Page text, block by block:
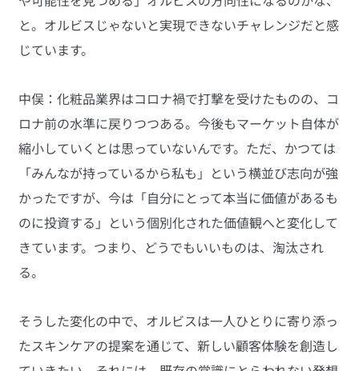
と。オルビスじゃないと実現できないチャレンジだと感
じています。
中俣：化粧品業界はコロナ禍で打撃を受けたものの、コ
ロナ前の水準に戻りつつある。今後もマーケット自体が
縮小していくとは思っていないんです。ただ、かつては
「みんなが持っているから私も」という横並び志向が強
かったですが、今は「自分にとって本当に価値があるも
のに投資する」という個別化された価値観へと変化して
きています。つまり、どうでもいいものは、淘汰され
る。
そうした変化の中で、オルビスは一人ひとりに寄り添っ
たスキンケアの提案を通じて、新しい顧客体験を創造し